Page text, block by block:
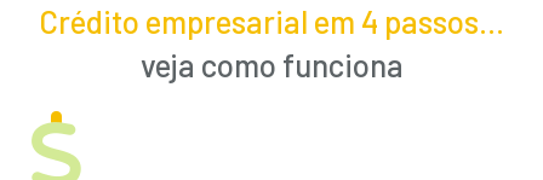
Crédito empresarial em 4 passos...
veja como funciona